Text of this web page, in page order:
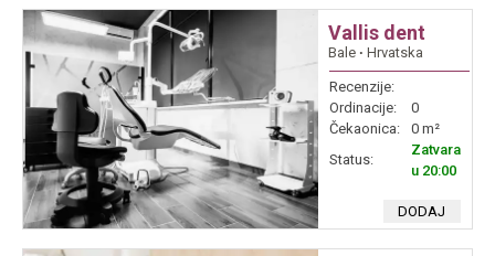
Vallis dent
Bale ∙ Hrvatska
Recenzije:
Ordinacije:
0
Čekaonica:
0 m²
Status:
Zatvara
u 20:00
DODAJ